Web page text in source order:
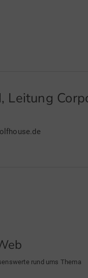
Leitung
rund ums Thema